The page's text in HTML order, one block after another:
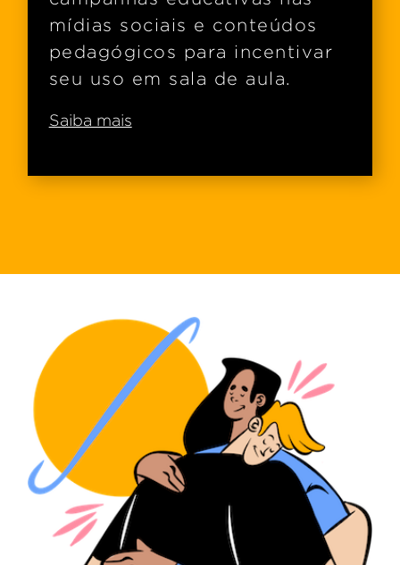
mídias sociais e conteúdos
pedagógicos para incentivar
seu uso em sala de aula.
Saiba mais